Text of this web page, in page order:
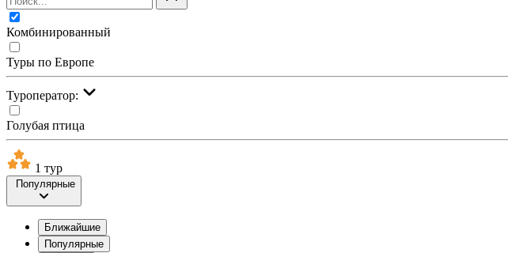
Комбинированный
Туры по Европе
Туроператор:
Голубая птица
1 тур
Популярные
Ближайшие
Популярные